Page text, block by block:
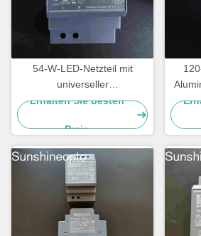
54-W-LED-Netzteil mit
universeller
Eingangsspannung und
Sicherheitskonformität für
LED-Beleuchtungssysteme
Erhalten Sie besten
Preis